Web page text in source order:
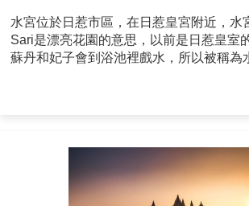
水宮位於日惹市區，在日惹皇宮附近，水
Sari是漂亮花園的意思，以前是日惹皇室
蘇丹和妃子會到浴池裡戲水，所以被稱為